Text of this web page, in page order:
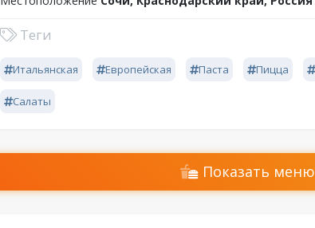
Теги
Итальянская Европейская Паста Пицца
Салаты
Показать меню